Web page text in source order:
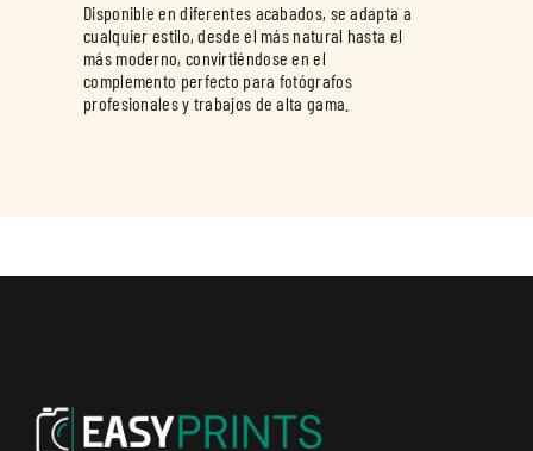
Disponible en diferentes acabados, se adapta a
cualquier estilo, desde el más natural hasta el
más moderno, convirtiéndose en el
complemento perfecto para fotógrafos
profesionales y trabajos de alta gama.